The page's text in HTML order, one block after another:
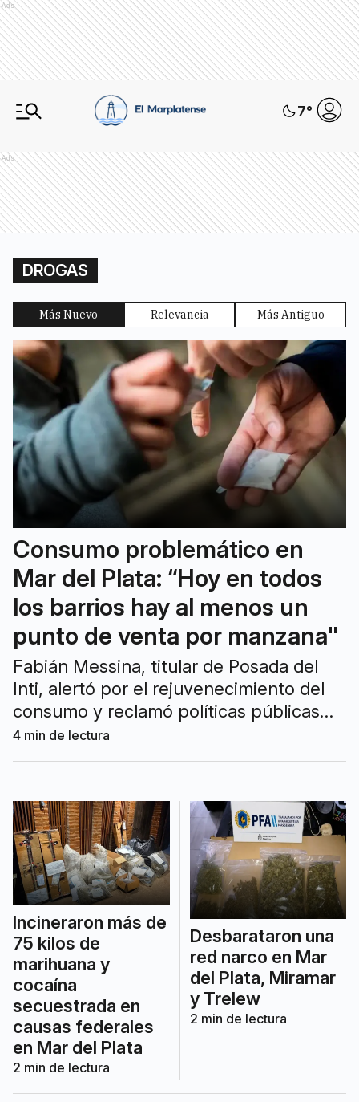
Ads
7°
Ads
DROGAS
Más Nuevo Relevancia Más Antiguo
Consumo problemático en
Mar del Plata: “Hoy en todos
los barrios hay al menos un
punto de venta por manzana"
Fabián Messina, titular de Posada del
Inti, alertó por el rejuvenecimiento del
consumo y reclamó políticas públicas
con mayor presencia territorial en los
sectores vulnerables.
4 min de lectura
Incineraron más de
75 kilos de
marihuana y
cocaína
secuestrada en
causas federales
en Mar del Plata
2 min de lectura
Desbarataron una
red narco en Mar
del Plata, Miramar
y Trelew
2 min de lectura